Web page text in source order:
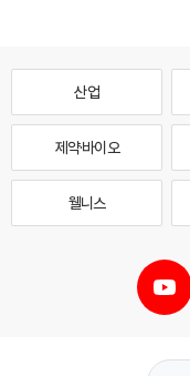
산업
제약·바이오
웰니스